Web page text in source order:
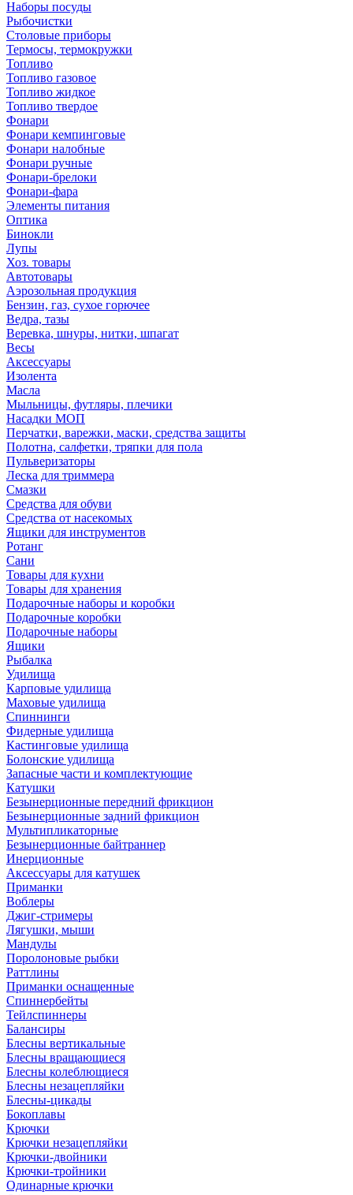
Наборы посуды
Рыбочистки
Столовые приборы
Термосы, термокружки
Топливо
Топливо газовое
Топливо жидкое
Топливо твердое
Фонари
Фонари кемпинговые
Фонари налобные
Фонари ручные
Фонари-брелоки
Фонари-фара
Элементы питания
Оптика
Бинокли
Лупы
Хоз. товары
Автотовары
Аэрозольная продукция
Бензин, газ, сухое горючее
Ведра, тазы
Веревка, шнуры, нитки, шпагат
Весы
Аксессуары
Изолента
Масла
Мыльницы, футляры, плечики
Насадки МОП
Перчатки, варежки, маски, средства защиты
Полотна, салфетки, тряпки для пола
Пульверизаторы
Леска для триммера
Смазки
Средства для обуви
Средства от насекомых
Ящики для инструментов
Ротанг
Сани
Товары для кухни
Товары для хранения
Подарочные наборы и коробки
Подарочные коробки
Подарочные наборы
Ящики
Рыбалка
Удилища
Карповые удилища
Маховые удилища
Спиннинги
Фидерные удилища
Кастинговые удилища
Болонские удилища
Запасные части и комплектующие
Катушки
Безынерционные передний фрикцион
Безынерционные задний фрикцион
Мультипликаторные
Безынерционные байтраннер
Инерционные
Аксессуары для катушек
Приманки
Воблеры
Джиг-стримеры
Лягушки, мыши
Мандулы
Поролоновые рыбки
Раттлины
Приманки оснащенные
Спиннербейты
Тейлспиннеры
Балансиры
Блесны вертикальные
Блесны вращающиеся
Блесны колеблющиеся
Блесны незацепляйки
Блесны-цикады
Бокоплавы
Крючки
Крючки незацепляйки
Крючки-двойники
Крючки-тройники
Одинарные крючки